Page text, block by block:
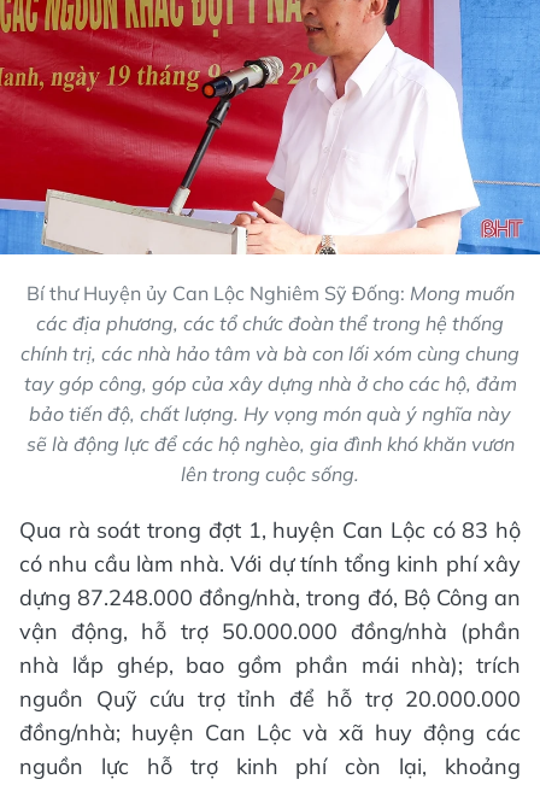
Bí thư Huyện ủy Can Lộc Nghiêm Sỹ Đống: Mong muốn
các địa phương, các tổ chức đoàn thể trong hệ thống
chính trị, các nhà hảo tâm và bà con lối xóm cùng chung
tay góp công, góp của xây dựng nhà ở cho các hộ, đảm
bảo tiến độ, chất lượng. Hy vọng món quà ý nghĩa này
sẽ là động lực để các hộ nghèo, gia đình khó khăn vươn
lên trong cuộc sống.
Qua rà soát trong đợt 1, huyện Can Lộc có 83 hộ
có nhu cầu làm nhà. Với dự tính tổng kinh phí xây
dựng 87.248.000 đồng/nhà, trong đó, Bộ Công an
vận động, hỗ trợ 50.000.000 đồng/nhà (phần
nhà lắp ghép, bao gồm phần mái nhà); trích
nguồn Quỹ cứu trợ tỉnh để hỗ trợ 20.000.000
đồng/nhà; huyện Can Lộc và xã huy động các
nguồn lực hỗ trợ kinh phí còn lại, khoảng